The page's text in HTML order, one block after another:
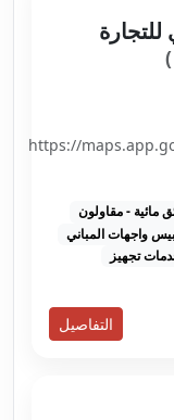
https://
مائية - مقاولون
واجهات المباني
تجهيز
التفاصيل